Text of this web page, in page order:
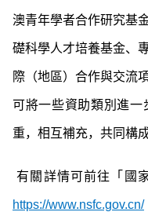
澳青年學者合作研究基
礎科學人才培養基金、
際（地區）合作與交流
可將一些資助類別進一
重，相互補充，共同構
有關詳情可前往「國
https://www.nsfc.gov.cn/